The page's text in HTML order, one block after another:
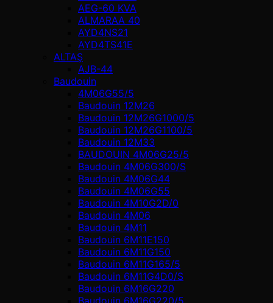
AEG-60 KVA
ALMARAA 40
AYD4NS21
AYD4TS41E
ALTAŞ
AJB-44
Baudouin
4M06G55/5
Baudouin 12M26
Baudouin 12M26G1000/5
Baudouin 12M26G1100/5
Baudouin 12M33
BAUDOUIN 4M06G25/5
Baudouin 4M06G300/S
Baudouin 4M06G44
Baudouin 4M06G55
Baudouin 4M10G2D/0
Baudouin 4М06
Baudouin 4М11
Baudouin 6M11E150
Baudouin 6M11G150
Baudouin 6M11G165/5
Baudouin 6M11G4D0/S
Baudouin 6M16G220
Baudouin 6M16G220/5